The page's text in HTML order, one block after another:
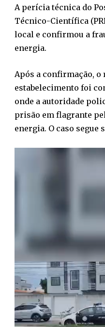
A perícia técnica do
Técnico-Científica
local e confirmou a
energia.
Após a confirmação,
estabelecimento foi
onde a autoridade
prisão em flagrante
energia. O caso segue